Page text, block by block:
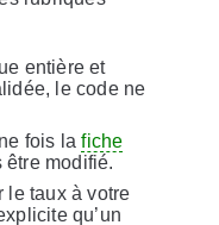
entière et
le code ne
fois lafiche
modifié.
le taux à votre
qu’un